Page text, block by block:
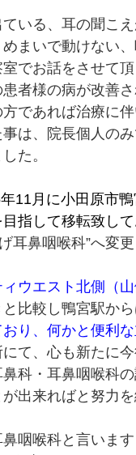
いる、耳の聞こ
まいで動けない
でお話をさせて
者様の病が改善
であれば治療に
は、院長個人の
た。
11月に小田原市
指して移転致して
耳鼻咽喉科”へ変
ウエスト北側（
比較し鴨宮駅か
おり、何かと便利
て、心も新たに
科・耳鼻咽喉科
出来ればと努力を
咽喉科と言いま